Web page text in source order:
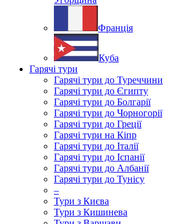
Франція
Куба
Гарячі тури
Гарячі тури до Туреччини
Гарячі тури до Єгипту
Гарячі тури до Болгарії
Гарячі тури до Чорногорії
Гарячі тури до Греції
Гарячі тури на Кіпр
Гарячі тури до Італії
Гарячі тури до Іспанії
Гарячі тури до Албанії
Гарячі тури до Тунісу
–
Тури з Києва
Тури з Кишинева